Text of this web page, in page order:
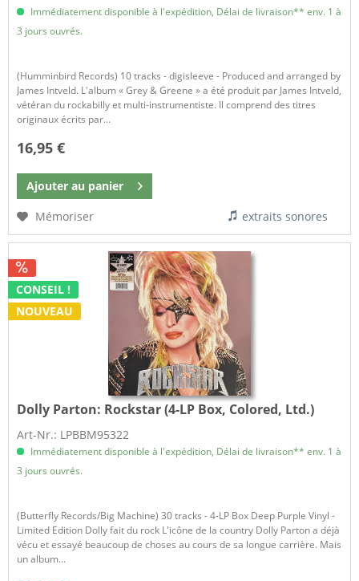
Immédiatement disponible à l'expédition, Délai de livraison** env. 1 à
3 jours ouvrés.
(Humminbird Records) 10 tracks - digisleeve - Produced and arranged by
James Intveld. L'album « Grey & Greene » a été produit par James Intveld,
vétéran du rockabilly et multi-instrumentiste. Il comprend des titres
originaux écrits par...
16,95 €
Ajouter au panier
Mémoriser
extraits sonores
CONSEIL !
NOUVEAU
Dolly Parton: Rockstar (4-LP Box, Colored, Ltd.)
Art-Nr.: LPBBM95322
Immédiatement disponible à l'expédition, Délai de livraison** env. 1 à
3 jours ouvrés.
(Butterfly Records/Big Machine) 30 tracks - 4-LP Box Deep Purple Vinyl -
Limited Edition Dolly fait du rock L'icône de la country Dolly Parton a déjà
vécu et essayé beaucoup de choses au cours de sa longue carrière. Mais
un album...